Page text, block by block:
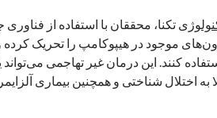
تکنا، محققان با استفاده از
موجود در هیپوکامپ را تحریک کرده
کنند. این درمان غیر تهاجمی
به اختلال شناختی و همچنین بیماری